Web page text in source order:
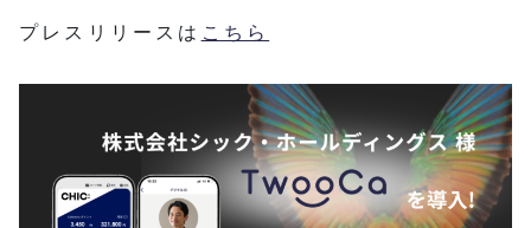
プレスリリースは こちら